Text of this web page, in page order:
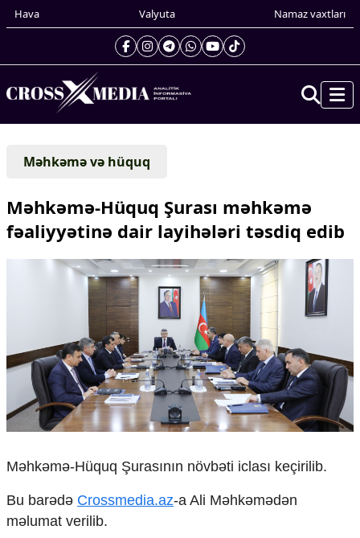
Hava Valyuta Namaz vaxtları
Gündəm
Xarici xəbərlər
Cənubi Qafqaz
Yaxın Şərq
Afrika
Çarpaz baxış
Təhlil
Siyasi
Geosiyasi
Sosioloji
Araşdırma
Multimedia
Məhkəmə və hüquq
Məhkəmə-Hüquq Şurası məhkəmə
fəaliyyətinə dair layihələri təsdiq edib
Məhkəmə-Hüquq Şurasının növbəti iclası keçirilib.
Bu barədə Crossmedia.az-a Ali Məhkəmədən
məlumat verilib.